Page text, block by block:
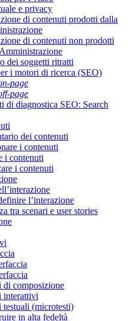
e privacy
di contenuti prodotti dalla
di contenuti non prodotti
dei soggetti ritratti
i motori di ricerca (SEO)
page
page
di diagnostica SEO: Search
dei contenuti
i contenuti
i contenuti
i contenuti
l’interazione
tra scenari e user stories
di composizione
interattivi
testuali (microtesti)
in alta fedeltà